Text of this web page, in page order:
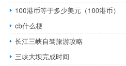
100港币等于多少美元（100港币）
cb什么梗
长江三峡自驾旅游攻略
三峡大坝完成时间